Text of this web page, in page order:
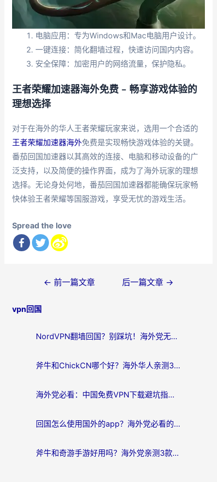
电脑应用：专为Windows和Mac电脑用户设计。
一键连接：简化翻墙过程，快速访问国内内容。
安全保障：加密用户的网络流量，保护隐私。
王者荣耀加速器海外免费 – 畅享游戏体验的
理想选择
对于在海外的华人王者荣耀玩家来说，选用一个合适的
王者荣耀加速器海外免费是实现畅快游戏体验的关键。
番茄回国加速器以其高效的连接、电脑和移动设备的广
泛支持，以及简便的操作界面，成为了海外玩家的理想
选择。无论身处何地，番茄回国加速器都能确保玩家畅
快体验王者荣耀等国服游戏，享受无忧的游戏生活。
Spread the love
导
← 前一篇文章 后一篇文章 →
vpn回国
NordVPN翻墙回国？别踩坑！海外党无缝访问国内资源的真实指南
斧牛和ChickCN哪个好？海外华人亲测3款回国加速器+免费试用攻略
海外党必看：中国免费VPN下载避坑指南 + 无缝访问国内资源的终极方案
回国怎么使用国外的app？海外党必看的无缝访问国内资源全攻略
斧牛和奇游手游好用吗？海外党亲测3款回国加速器，选对才能无缝刷国内资源